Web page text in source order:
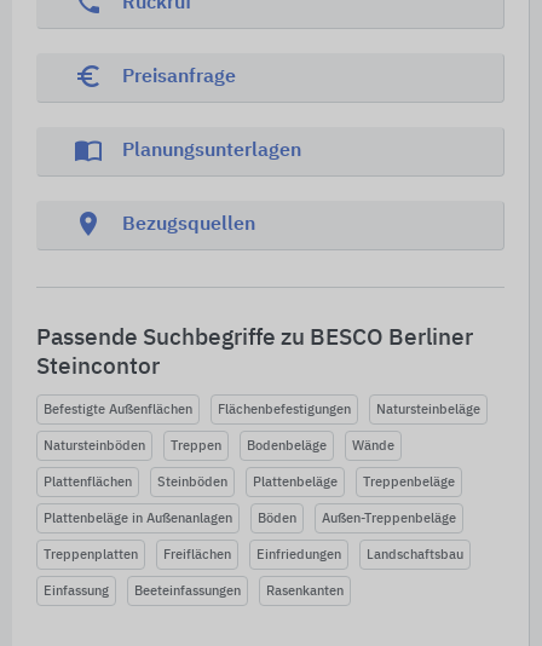
euro_symbol Preisanfrage
import_contacts Planungsunterlagen
location_on Bezugsquellen
Passende Suchbegriffe zu BESCO Berliner
Steincontor
Befestigte Außenflächen Flächenbefestigungen Natursteinbeläge
Natursteinböden Treppen Bodenbeläge Wände
Plattenflächen Steinböden Plattenbeläge Treppenbeläge
Plattenbeläge in Außenanlagen Böden Außen-Treppenbeläge
Treppenplatten Freiflächen Einfriedungen Landschaftsbau
Einfassung Beeteinfassungen Rasenkanten